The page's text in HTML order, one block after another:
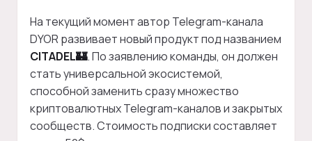
На текущий момент автор Telegram-канала
DYOR развивает новый продукт под названием
CITADEL🏰. По заявлению команды, он должен
стать универсальной экосистемой,
способной заменить сразу множество
криптовалютных Telegram-каналов и закрытых
сообществ. Стоимость подписки составляет